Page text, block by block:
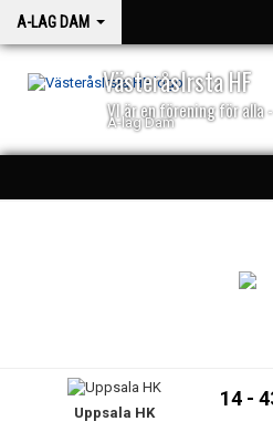
A-LAG DAM
VästeråsIrsta HF
VI är en förening för
A-lag Dam
MATCHERUppsala HK
14 -